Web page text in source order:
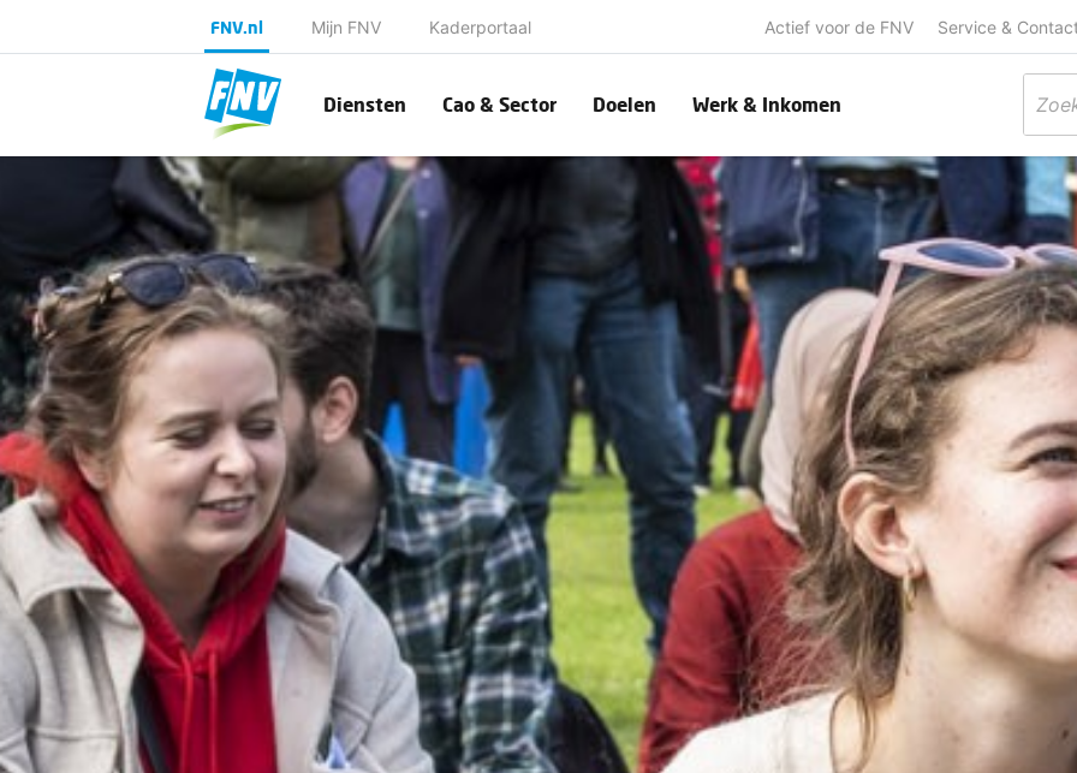
FNV.nl Mijn FNV Kaderportaal Actief voor de FNV Service &
Diensten Cao & Sector Doelen Werk & Inkomen